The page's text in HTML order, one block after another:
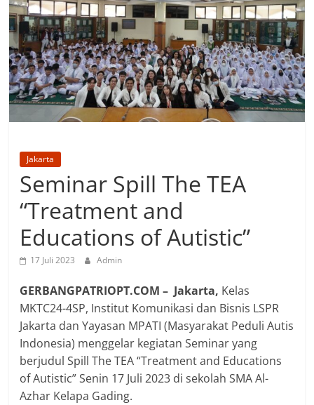
Jakarta
Seminar Spill The TEA
“Treatment and
Educations of Autistic”
17 Juli 2023 Admin
GERBANGPATRIOPT.COM – Jakarta, Kelas
MKTC24-4SP, Institut Komunikasi dan Bisnis LSPR
Jakarta dan Yayasan MPATI (Masyarakat Peduli Autis
Indonesia) menggelar kegiatan Seminar yang
berjudul Spill The TEA “Treatment and Educations
of Autistic” Senin 17 Juli 2023 di sekolah SMA Al-
Azhar Kelapa Gading.